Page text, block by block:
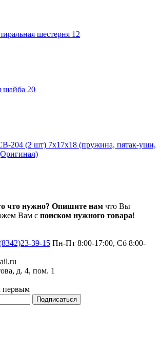
шестерня 12
шайба 20
204 (2 шт) 7x17x18 (пружина, пятак-уши,
что нужно? Опишите нам что Вы
Вам с поиском нужного товара!
39-15 Пн-Пт 8:00-17:00, Сб 8:00-
д. 4, пом. 1
первым
Подписаться